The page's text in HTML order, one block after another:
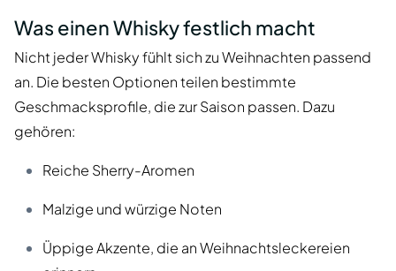
Was einen Whisky festlich macht
Nicht jeder Whisky fühlt sich zu Weihnachten passend
an. Die besten Optionen teilen bestimmte
Geschmacksprofile, die zur Saison passen. Dazu
gehören:
Reiche Sherry-Aromen
Malzige und würzige Noten
Üppige Akzente, die an Weihnachtsleckereien